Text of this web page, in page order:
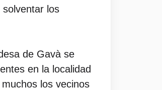
los
de Gavà se
en la localidad
los vecinos